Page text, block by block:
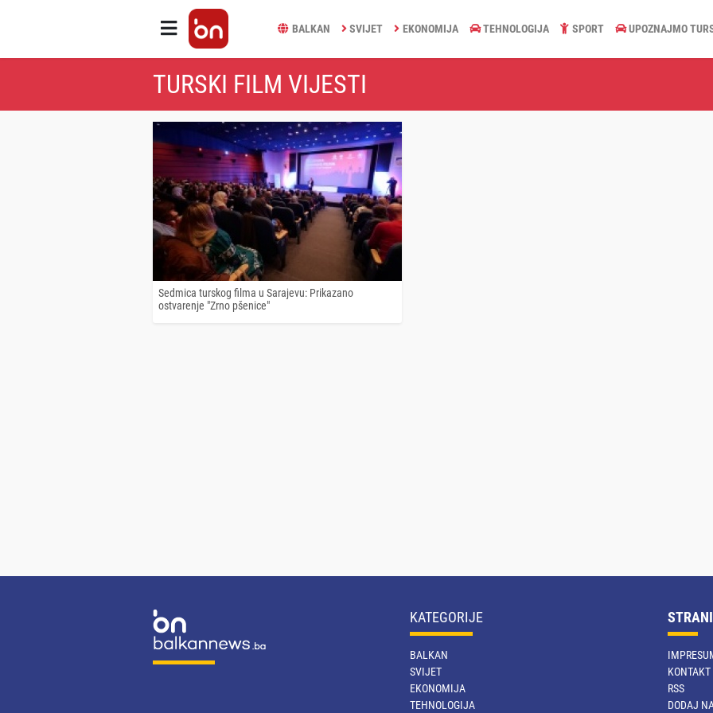
BALKAN SVIJET EKONOMIJA TEHNOLOGIJA SPORT UPOZNAJMO
TURSKI FILM VIJESTI
Sedmica turskog filma u Sarajevu: Prikazano
ostvarenje "Zrno pšenice"
KATEGORIJE
BALKAN
SVIJET
EKONOMIJA
TEHNOLOGIJA
KONTAKT
RSS
DODAJ